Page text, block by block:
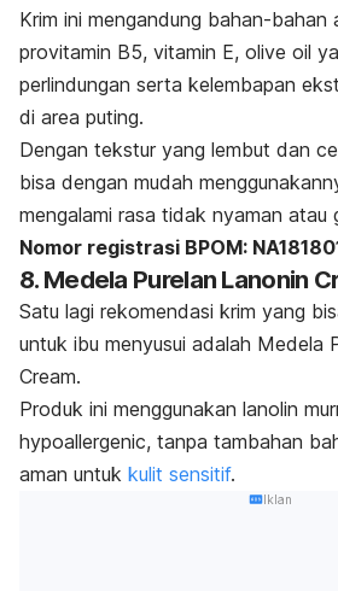
Krim ini mengandung bahan-bahan
provitamin B5, vitamin E, olive oil
perlindungan serta kelembapan
di area puting.
Dengan tekstur yang lembut dan
bisa dengan mudah
mengalami rasa tidak nyaman atau
Nomor registrasi BPOM:
8. Medela Purelan Lanonin
Satu lagi rekomendasi krim yang
untuk ibu menyusui adalah Medela
Cream.
Produk ini menggunakan lanolin
hypoallergenic, tanpa tambahan
aman untuk kulit sensitif.
Iklan